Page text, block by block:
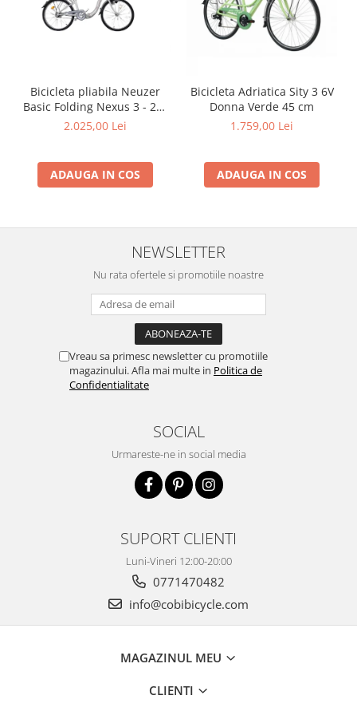
Bicicleta pliabila Neuzer
Basic Folding Nexus 3 - 24''
- Alb/Negru-Rosu
2.025,00 Lei
ADAUGA IN COS
Bicicleta Adriatica Sity 3 6V
Donna Verde 45 cm
1.759,00 Lei
ADAUGA IN COS
NEWSLETTER
Nu rata ofertele si promotiile noastre
Vreau sa primesc newsletter cu promotiile
magazinului. Afla mai multe in Politica de
Confidentialitate
SOCIAL
Urmareste-ne in social media
SUPORT CLIENTI
Luni-Vineri 12:00-20:00
0771470482
info@cobibicycle.com
MAGAZINUL MEU
CLIENTI